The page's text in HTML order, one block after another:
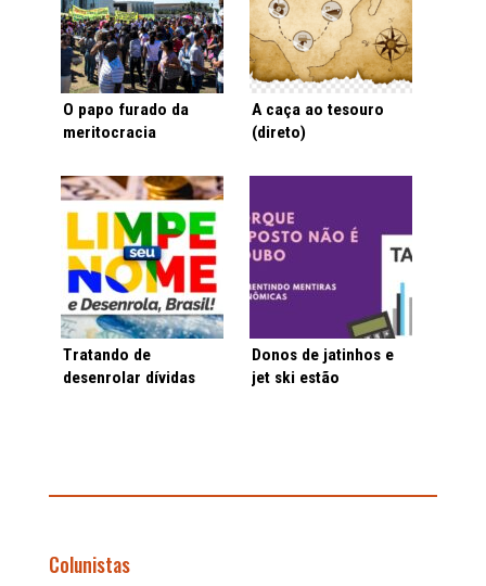
O papo furado da
meritocracia
A caça ao tesouro
(direto)
Tratando de
desenrolar dívidas
Donos de jatinhos e
jet ski estão
Colunistas